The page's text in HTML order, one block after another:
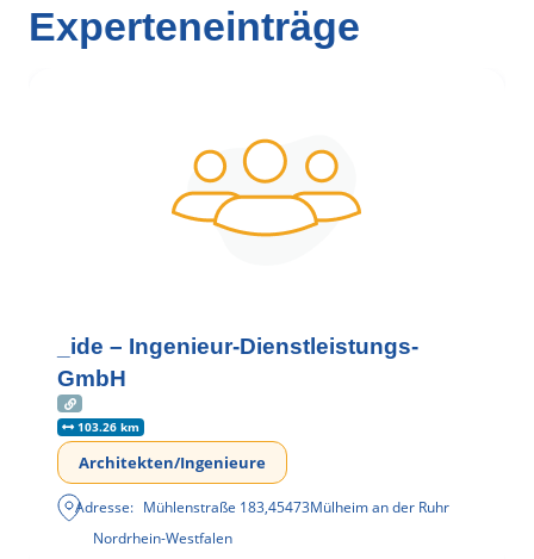
Experteneinträge
_ide – Ingenieur-Dienstleistungs-
GmbH
103.26 km
Architekten/Ingenieure
Adresse: Mühlenstraße 183,45473Mülheim an der Ruhr
Nordrhein-Westfalen